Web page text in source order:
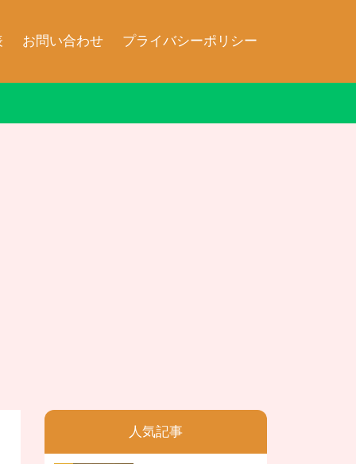
お問い合わせ プライバシーポリシー
人気記事